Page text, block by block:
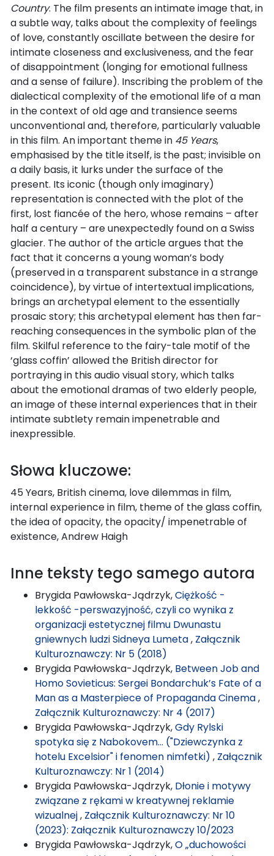
Country. The film presents an intimate image that, in
a subtle way, talks about the complexity of feelings
of love, constantly oscillate between the desire for
intimate closeness and exclusiveness, and the fear
of disappointment (longing for emotional fullness
and a sense of failure). Inscribing the problem of the
dialectical complexity of the emotional life of a man
in the context of old age and transience seems
unconventional and, therefore, particularly valuable
in this film. An important theme in 45 Years,
emphasised by the title itself, is the past; invisible on
a daily basis, it lurks under the surface of the
present. Its iconic (though only imaginary)
representation is connected with the plot of the
first, lost fiancée of the hero, whose remains – after
half a century – are unexpectedly found on a Swiss
glacier. The author of the article argues that the
fact that it concerns a young woman’s body
(preserved in a transparent substance in a strange
coincidence), by virtue of intertextual implications,
brings an archetypal element to the essentially
prosaic story; this archetypal element has then far-
reaching consequences in the symbolic plan of the
film. Skilful reference to the fairy-tale motif of the
‘glass coffin’ allowed the British director for
portraying in this audio visual story, which talks
about the emotional dramas of two elderly people,
an image of these internal experiences that in their
intimate subtlety remain impenetrable and
inexpressible.
Słowa kluczowe:
45 Years, British cinema, love dilemmas in film,
internal experience in film, theme of the glass coffin,
the idea of opacity, the opacity/ impenetrable of
existence, Andrew Haigh
Inne teksty tego samego autora
Brygida Pawłowska-Jądrzyk,Ciężkość -
lekkość -perswazyjność, czyli co wynika z
organizacji estetycznej filmu Dwunastu
gniewnych ludzi Sidneya Lumeta, Załącznik
Kulturoznawczy: Nr 5 (2018)
Brygida Pawłowska-Jądrzyk, Between Job and
Homo Sovieticus: Sergei Bondarchuk’s Fate of a
Man as a Masterpiece of Propaganda Cinema,
Załącznik Kulturoznawczy: Nr 4 (2017)
Brygida Pawłowska-Jądrzyk,Gdy Rylski
spotyka się z Nabokovem… ("Dziewczynka z
hotelu Excelsior" i fenomen nimfetki) , Załącznik
Kulturoznawczy: Nr 1 (2014)
Brygida Pawłowska-Jądrzyk, Dłonie i motywy
związane z rękami w kreatywnej reklamie
wizualnej, Załącznik Kulturoznawczy: Nr 10
(2023): Załącznik Kulturoznawczy 10/2023
Brygida Pawłowska-Jądrzyk,O „duchowości